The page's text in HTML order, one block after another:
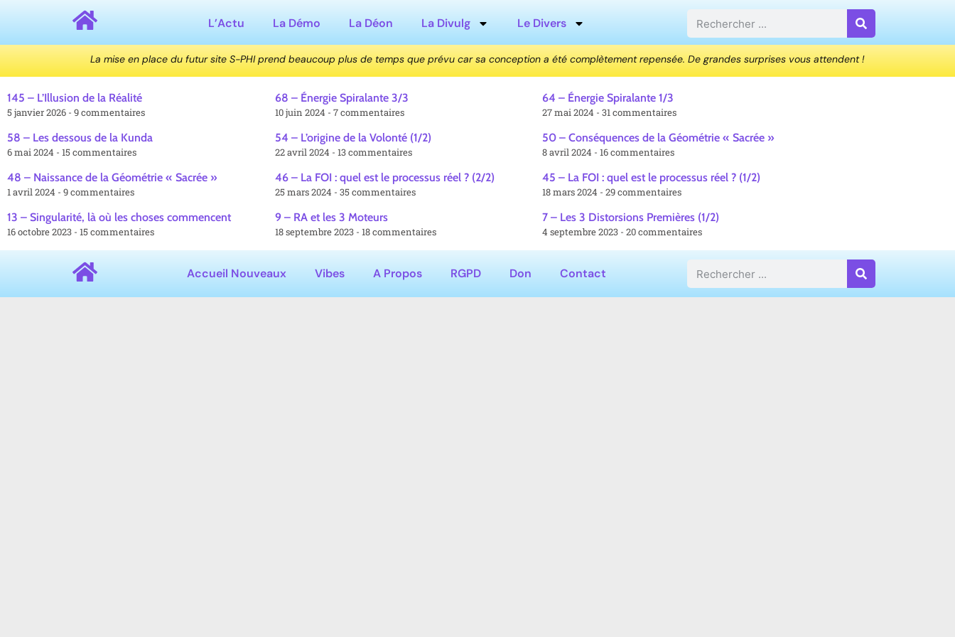
L’Actu La Démo La Déon La Divulg Le Divers
La mise en place du futur site S-PHI prend beaucoup plus de temps que prévu car sa conception a été complètement repensée. De grandes surprises vous attendent !
145 – L’Illusion de la Réalité
5 janvier 2026 9 commentaires
68 – Énergie Spiralante 3/3
10 juin 2024 7 commentaires
64 – Énergie Spiralante 1/3
27 mai 2024 31 commentaires
58 – Les dessous de la Kunda
6 mai 2024 15 commentaires
54 – L’origine de la Volonté (1/2)
22 avril 2024 13 commentaires
50 – Conséquences de la Géométrie « Sacrée »
8 avril 2024 16 commentaires
48 – Naissance de la Géométrie « Sacrée »
1 avril 2024 9 commentaires
46 – La FOI : quel est le processus réel ? (2/2)
25 mars 2024 35 commentaires
45 – La FOI : quel est le processus réel ? (1/2)
18 mars 2024 29 commentaires
13 – Singularité, là où les choses commencent
16 octobre 2023 15 commentaires
9 – RA et les 3 Moteurs
18 septembre 2023 18 commentaires
7 – Les 3 Distorsions Premières (1/2)
4 septembre 2023 20 commentaires
Accueil Nouveaux Vibes A Propos RGPD Don Contact